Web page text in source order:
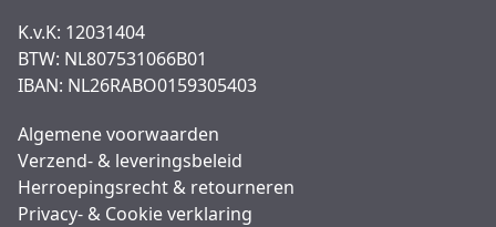
K.v.K: 12031404
BTW: NL807531066B01
IBAN: NL26RABO0159305403
Algemene voorwaarden
Verzend- & leveringsbeleid
Herroepingsrecht & retourneren
Privacy- & Cookie verklaring